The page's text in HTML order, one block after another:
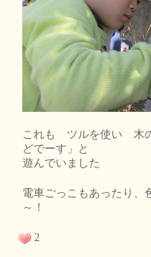
これも ツルを使い 木
どでーす」と
遊んでいました
電車ごっこもあったり、
～！
2